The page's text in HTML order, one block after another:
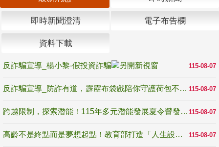
即時新聞澄清 電子布告欄
資料下載
115-08-07
反詐騙宣導_楊小黎-假投資詐騙
115-08-07
反詐騙宣導_防詐有道，霹靂布袋戲陪你守護荷包不受騙
115-08-07
跨越限制，探索潛能！115年多元潛能發展夏令營發掘生命無限可能
115-08-07
高齡不是終點而是夢想起點！教育部打造「人生設計夢工場」 參展第3屆高齡健康產業博覽會